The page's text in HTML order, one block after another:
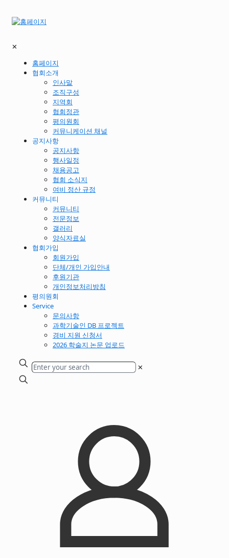
✕
홈페이지
협회소개
인사말
조직구성
지역회
협회정관
평의원회
커뮤니케이션 채널
공지사항
공지사항
행사일정
채용공고
협회 소식지
여비 정산 규정
커뮤니티
커뮤니티
전문정보
갤러리
양식자료실
협회가입
회원가입
단체/개인 가입안내
후원기관
개인정보처리방침
평의원회
Service
문의사항
과학기술인 DB 프로젝트
경비 지원 신청서
2026 학술지 논문 업로드
✕